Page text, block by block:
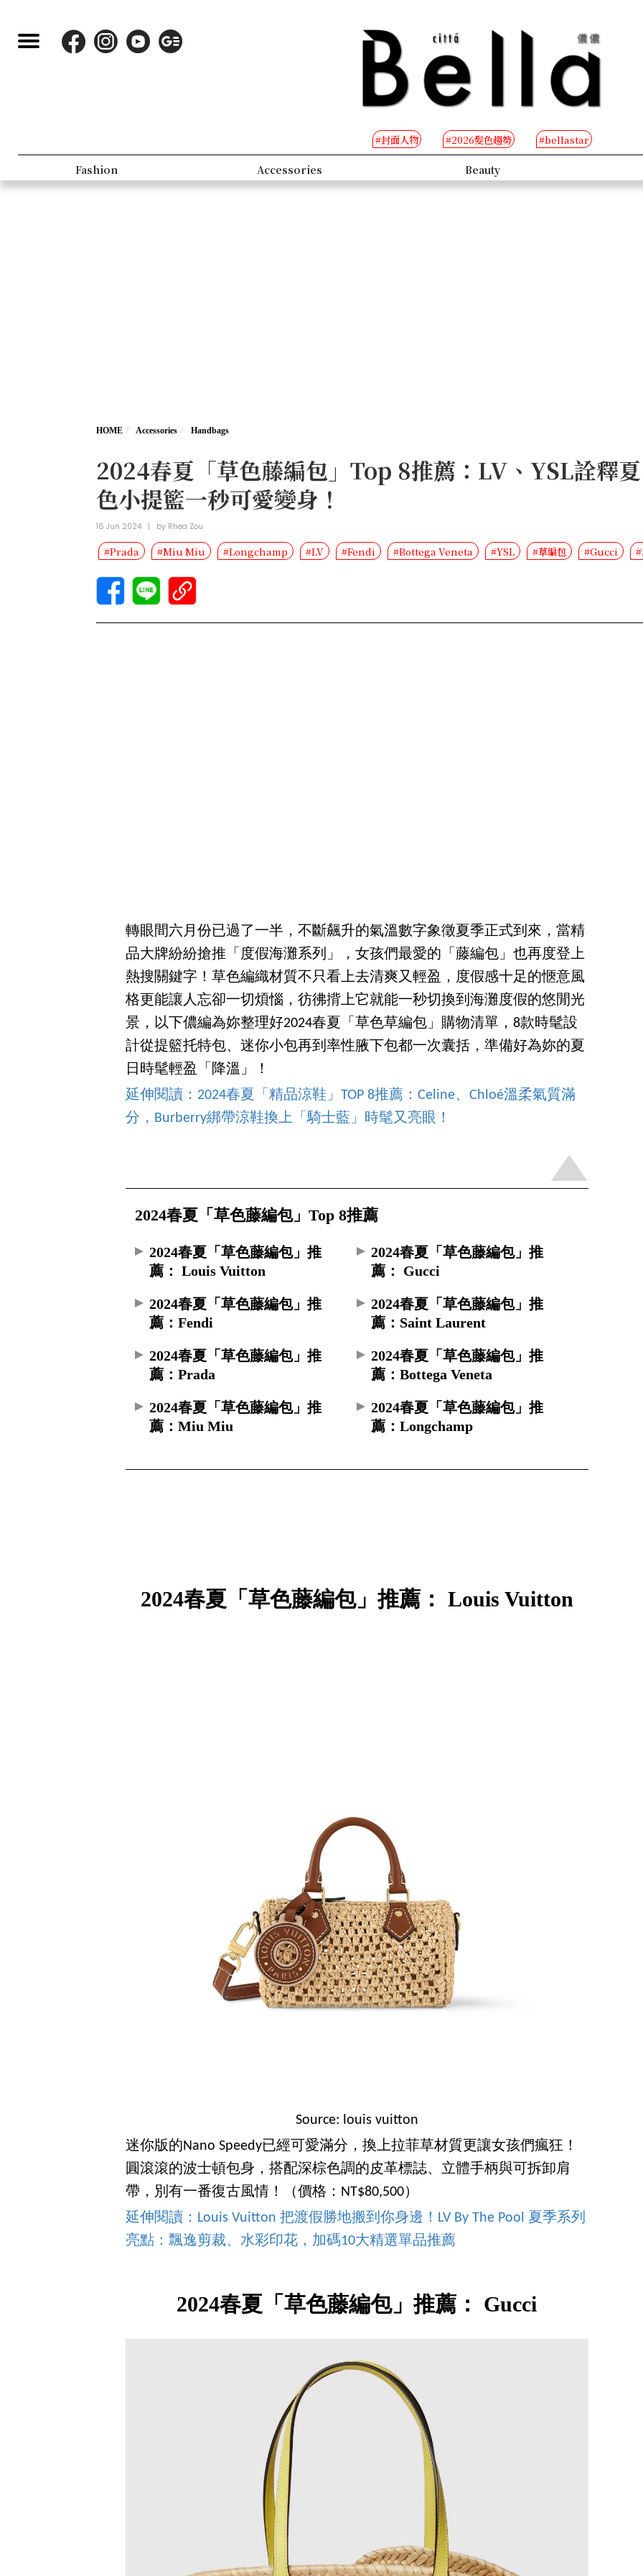
#封面人物 #2026髮色趨勢 #bellastar
Fashion Accessories Beauty
HOME Accessories Handbags
2024春夏「草色藤編包」Top 8推薦：LV、YSL詮釋
色小提籃一秒可愛變身！
16 Jun 2024 | by Rhea Zou
#Prada #Miu Miu #Longchamp #LV #Fendi #Bottega Veneta #YSL #草編包 #Gucci
轉眼間六月份已過了一半，不斷飆升的氣溫數字象徵夏季正式到來，當精
品大牌紛紛搶推「度假海灘系列」，女孩們最愛的「藤編包」也再度登上
熱搜關鍵字！草色編織材質不只看上去清爽又輕盈，度假感十足的愜意風
格更能讓人忘卻一切煩惱，彷彿揹上它就能一秒切換到海灘度假的悠閒光
景，以下儂編為妳整理好2024春夏「草色草編包」購物清單，8款時髦設
計從提籃托特包、迷你小包再到率性腋下包都一次囊括，準備好為妳的夏
日時髦輕盈「降溫」！
延伸閱讀：2024春夏「精品涼鞋」TOP 8推薦：Celine、Chloé溫柔氣質滿
分，Burberry綁帶涼鞋換上「騎士藍」時髦又亮眼！
2024春夏「草色藤編包」Top 8推薦
2024春夏「草色藤編包」推
薦： Louis Vuitton
2024春夏「草色藤編包」推
薦： Gucci
2024春夏「草色藤編包」推
薦：Fendi
2024春夏「草色藤編包」推
薦：Saint Laurent
2024春夏「草色藤編包」推
薦：Prada
2024春夏「草色藤編包」推
薦：Bottega Veneta
2024春夏「草色藤編包」推
薦：Miu Miu
2024春夏「草色藤編包」推
薦：Longchamp
2024春夏「草色藤編包」推薦： Louis Vuitton
Source: louis vuitton
迷你版的Nano Speedy已經可愛滿分，換上拉菲草材質更讓女孩們瘋狂！
圓滾滾的波士頓包身，搭配深棕色調的皮革標誌、立體手柄與可拆卸肩
帶，別有一番復古風情！（價格：NT$80,500）
延伸閱讀：Louis Vuitton 把渡假勝地搬到你身邊！LV By The Pool 夏季系列
亮點：飄逸剪裁、水彩印花，加碼10大精選單品推薦
2024春夏「草色藤編包」推薦： Gucci